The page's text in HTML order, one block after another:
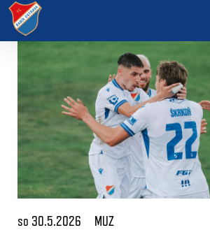
so 30.5.2026 MUZ